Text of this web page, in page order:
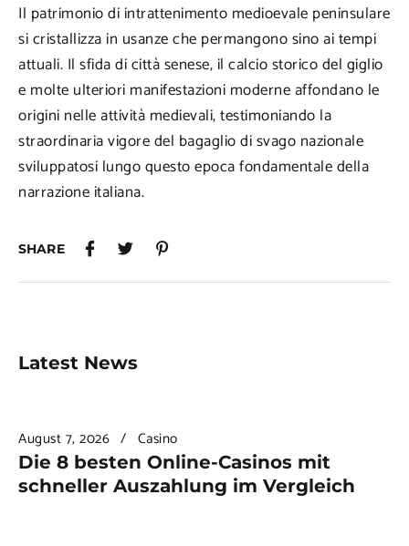
Il patrimonio di intrattenimento medioevale peninsulare
si cristallizza in usanze che permangono sino ai tempi
attuali. Il sfida di città senese, il calcio storico del giglio
e molte ulteriori manifestazioni moderne affondano le
origini nelle attività medievali, testimoniando la
straordinaria vigore del bagaglio di svago nazionale
sviluppatosi lungo questo epoca fondamentale della
narrazione italiana.
SHARE
Latest News
August 7, 2026 Casino
Die 8 besten Online-Casinos mit
schneller Auszahlung im Vergleich